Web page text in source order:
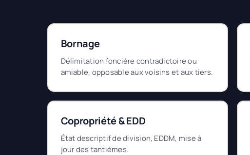
Bornage
Délimitation foncière contradictoire ou
amiable, opposable aux voisins et aux tiers.
Copropriété & EDD
État descriptif de division, EDDM, mise à
jour des tantièmes.